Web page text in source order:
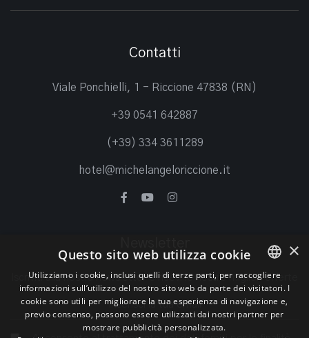
Contatti
Viale Ponchielli, 1 - Riccione 47838 (RN)
+39 0541 642887
(+39) 334 3611289
hotel@michelangeloriccione.it
Iscriviti alla nostra newsletter e ricevi le nostre migliori offerte
ITALIAN
ENGLISH
×
Questo sito web utilizza cookie
Utilizziamo i cookie, inclusi quelli di terze parti, per raccogliere
informazioni sull’utilizzo del nostro sito web da parte dei visitatori. I
cookie sono utili per migliorare la tua esperienza di navigazione e,
previo consenso, possono essere utilizzati dai nostri partner per
mostrare pubblicità personalizzata.